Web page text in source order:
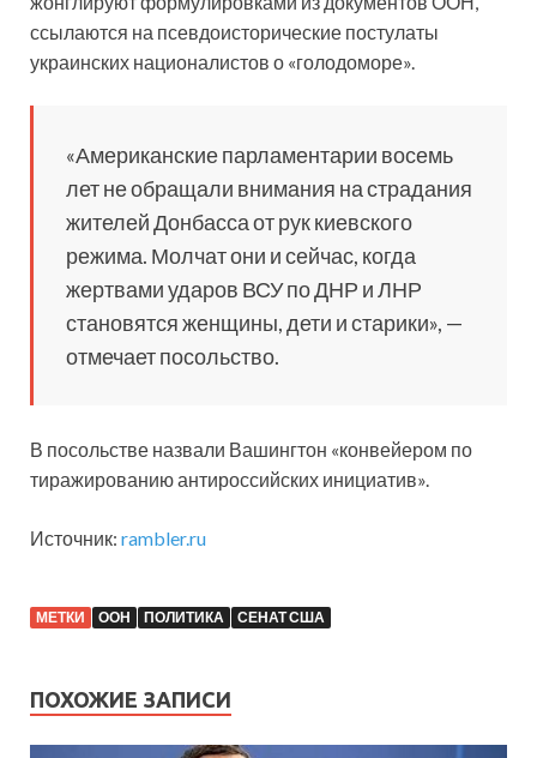
ссылаются на псевдоисторические постулаты
украинских националистов о «голодоморе».
«Американские парламентарии восемь
лет не обращали внимания на страдания
жителей Донбасса от рук киевского
режима. Молчат они и сейчас, когда
жертвами ударов ВСУ по ДНР и ЛНР
становятся женщины, дети и старики», —
отмечает посольство.
В посольстве назвали Вашингтон «конвейером по
тиражированию антироссийских инициатив».
Источник: rambler.ru
МЕТКИ ООН ПОЛИТИКА СЕНАТ США
ПОХОЖИЕ ЗАПИСИ